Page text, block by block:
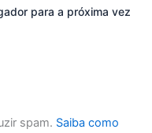
para a próxima vez
spam. Saiba como